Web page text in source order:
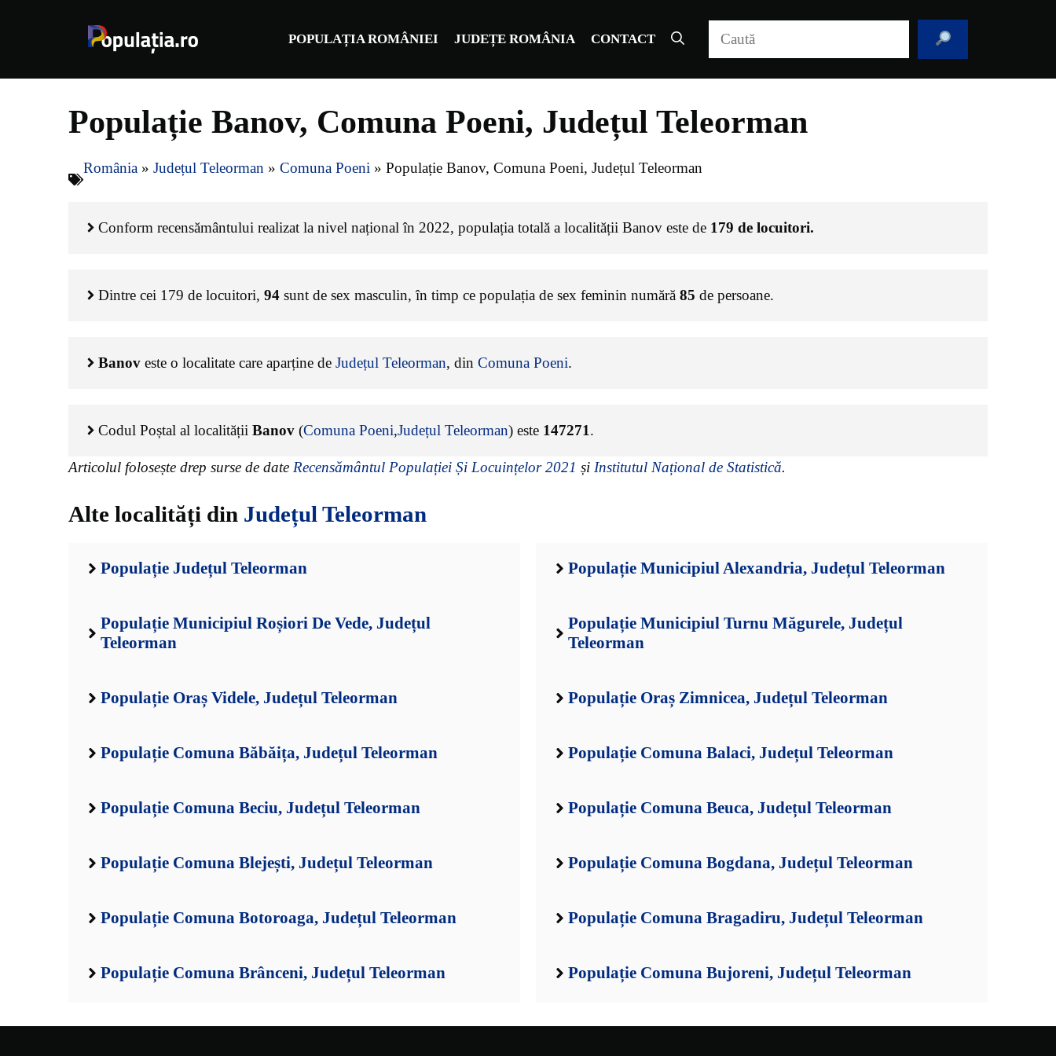
POPULAȚIA ROMÂNIEI JUDEȚE ROMÂNIA CONTACT
Populație Banov, Comuna Poeni, Județul Teleorman
România » Județul Teleorman » Comuna Poeni » Populație Banov, Comuna Poeni, Județul Teleorman
Conform recensământului realizat la nivel național în 2022, populația totală a localității Banov este de 179 de locuitori.
Dintre cei 179 de locuitori, 94 sunt de sex masculin, în timp ce populația de sex feminin numără 85 de persoane.
Banov este o localitate care aparține de Județul Teleorman, din Comuna Poeni.
Codul Poștal al localității Banov (Comuna Poeni,Județul Teleorman) este 147271.
Articolul folosește drep surse de date Recensământul Populației Și Locuințelor 2021 și Institutul Național de Statistică.
Alte localități din Județul Teleorman
Populație Județul Teleorman Populație Municipiul Alexandria, Județul Teleorman
Populație Municipiul Roșiori De Vede, Județul
Teleorman
Populație Municipiul Turnu Măgurele, Județul
Teleorman
Populație Oraș Videle, Județul Teleorman Populație Oraș Zimnicea, Județul Teleorman
Populație Comuna Băbăița, Județul Teleorman Populație Comuna Balaci, Județul Teleorman
Populație Comuna Beciu, Județul Teleorman Populație Comuna Beuca, Județul Teleorman
Populație Comuna Blejești, Județul Teleorman Populație Comuna Bogdana, Județul Teleorman
Populație Comuna Botoroaga, Județul Teleorman Populație Comuna Bragadiru, Județul Teleorman
Populație Comuna Brânceni, Județul Teleorman Populație Comuna Bujoreni, Județul Teleorman